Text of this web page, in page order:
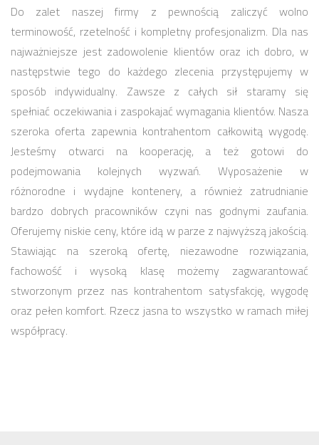
Do zalet naszej firmy z pewnością zaliczyć wolno
terminowość, rzetelność i kompletny profesjonalizm. Dla nas
najważniejsze jest zadowolenie klientów oraz ich dobro, w
następstwie tego do każdego zlecenia przystępujemy w
sposób indywidualny. Zawsze z całych sił staramy się
spełniać oczekiwania i zaspokajać wymagania klientów. Nasza
szeroka oferta zapewnia kontrahentom całkowitą wygodę.
Jesteśmy otwarci na kooperację, a też gotowi do
podejmowania kolejnych wyzwań. Wyposażenie w
różnorodne i wydajne kontenery, a również zatrudnianie
bardzo dobrych pracowników czyni nas godnymi zaufania.
Oferujemy niskie ceny, które idą w parze z najwyższą jakością.
Stawiając na szeroką ofertę, niezawodne rozwiązania,
fachowość i wysoką klasę możemy zagwarantować
stworzonym przez nas kontrahentom satysfakcję, wygodę
oraz pełen komfort. Rzecz jasna to wszystko w ramach miłej
współpracy.